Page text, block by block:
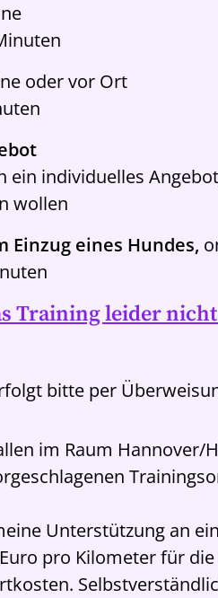
oder vor Ort
ein individuelles
wollen
Einzug eines Hundes,
Training leider
bitte per
im Raum Hannover/
Unterstützung an
pro Kilometer für